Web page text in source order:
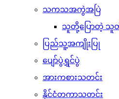
သကသအကွဲအပြဲ
သူတို့ပြောတဲ့ သူ
ပြည်သူ့အကျိုးပြု
ပျော်ပွဲရွှင်ပွဲ
အားကစားသတင်း
နိုင်ငံတကာသတင်း